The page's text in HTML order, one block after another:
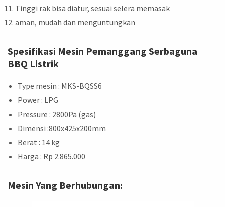
Tinggi rak bisa diatur, sesuai selera memasak
aman, mudah dan menguntungkan
Spesifikasi Mesin Pemanggang Serbaguna
BBQ Listrik
Type mesin : MKS-BQSS6
Power : LPG
Pressure : 2800Pa (gas)
Dimensi :800x425x200mm
Berat : 14 kg
Harga : Rp 2.865.000
Mesin Yang Berhubungan: